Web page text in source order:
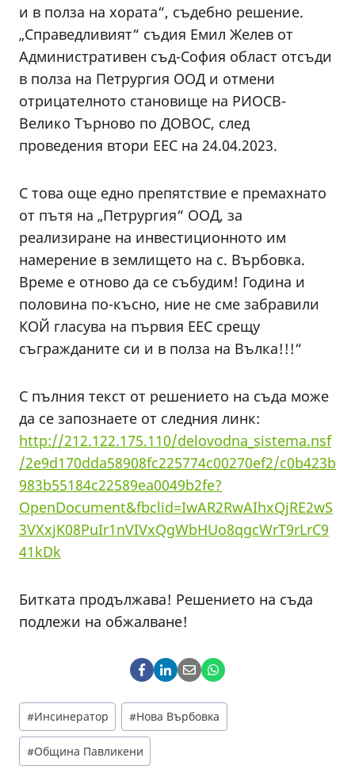
и в полза на хората“, съдебно решение.
„Справедливият“ съдия Емил Желев от
Административен съд-София област отсъди
в полза на Петрургия ООД и отмени
отрицателното становище на РИОСВ-
Велико Търново по ДОВОС, след
проведения втори ЕЕС на 24.04.2023.
С това още едно препятствие е премахнато
от пътя на „Петрургия“ ООД, за
реализиране на инвестиционното им
намерение в землището на с. Върбовка.
Време е отново да се събудим! Година и
половина по-късно, ние не сме забравили
КОЙ гласува на първия ЕЕС срещу
съгражданите си и в полза на Вълка!!!“
С пълния текст от решението на съда може
да се запознаете от следния линк:
http://212.122.175.110/delovodna_sistema.nsf
/2e9d170dda58908fc225774c00270ef2/c0b423b
983b55184c22589ea0049b2fe?
OpenDocument&fbclid=IwAR2RwAIhxQjRE2wS
3VXxjK08PuIr1nVIVxQgWbHUo8qgcWrT9rLrC9
41kDk
Битката продължава! Решението на съда
подлежи на обжалване!
Post
Tags:
#Инсинератор #Нова Върбовка
#Община Павликени